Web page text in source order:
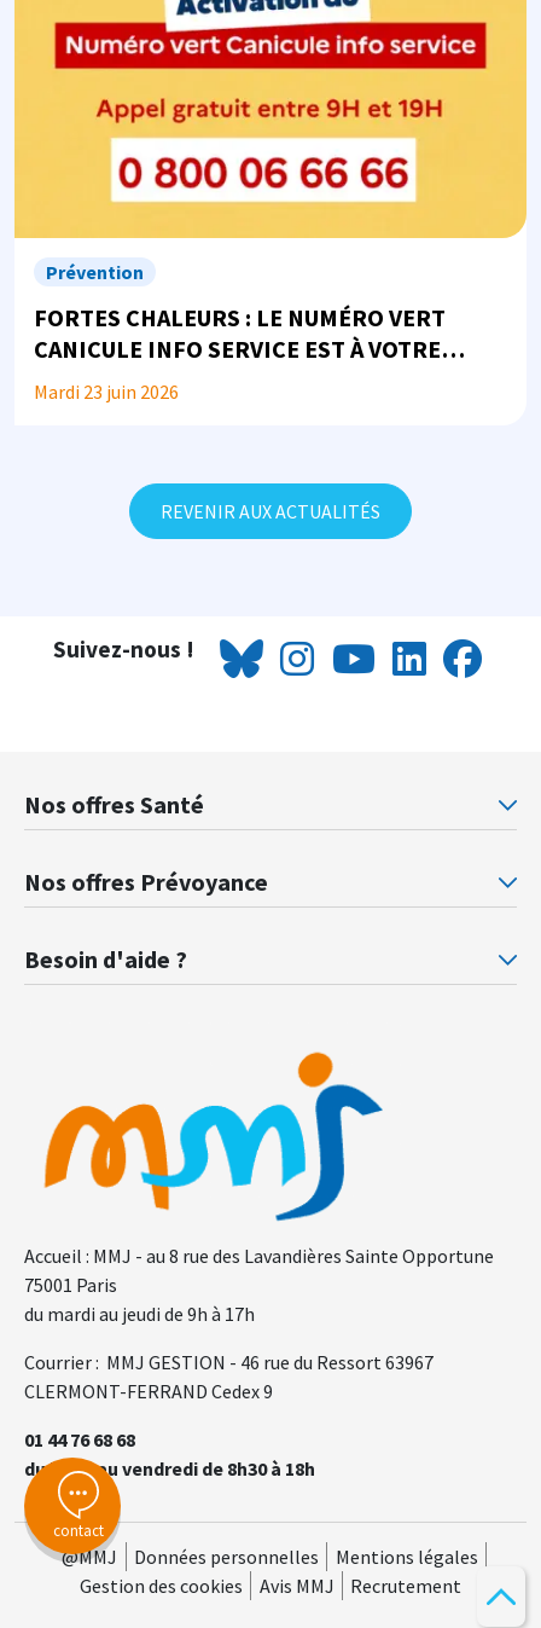
contact
Prévention
FORTES CHALEURS : LE NUMÉRO VERT
CANICULE INFO SERVICE EST À VOTRE
DISPOSITION
Mardi 23 juin 2026
REVENIR AUX ACTUALITÉS
Suivez-nous !
Accueil : MMJ - au 8 rue des Lavandières Sainte Opportune
75001 Paris
du mardi au jeudi de 9h à 17h
Courrier : MMJ GESTION - 46 rue du Ressort 63967
CLERMONT-FERRAND Cedex 9
01 44 76 68 68
du lundi au vendredi de 8h30 à 18h
Nos offres Santé
Mutuelle santé Retraités justice
Nos offres Prévoyance
Besoin d'aide ?
@MMJ Données personnelles
Mentions légales
Gestion des cookies
Avis MMJ Recrutement